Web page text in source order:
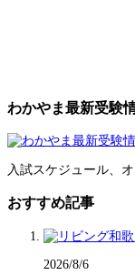
わかやま最新受験
入試スケジュール、
おすすめ記事
2026/8/6